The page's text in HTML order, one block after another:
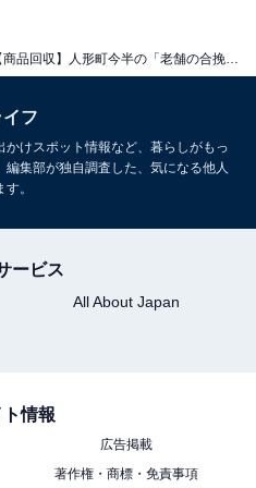
イフ
けスポット情報など、暮らしがもっ
集部が独自調査した、気になる他人
。
ービス
All About Japan
情報
広告掲載
著作権・商標・免責事項